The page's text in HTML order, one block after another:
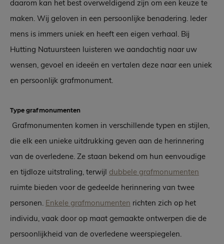
daarom kan het best overweldigend zijn om een keuze te
maken. Wij geloven in een persoonlijke benadering. Ieder
mens is immers uniek en heeft een eigen verhaal. Bij
Hutting Natuursteen luisteren we aandachtig naar uw
wensen, gevoel en ideeën en vertalen deze naar een uniek
en persoonlijk grafmonument.
Type grafmonumenten
Grafmonumenten komen in verschillende typen en stijlen,
die elk een unieke uitdrukking geven aan de herinnering
van de overledene. Ze staan bekend om hun eenvoudige
en tijdloze uitstraling, terwijl dubbele grafmonumenten
ruimte bieden voor de gedeelde herinnering van twee
personen. Enkele grafmonumenten richten zich op het
individu, vaak door op maat gemaakte ontwerpen die de
persoonlijkheid van de overledene weerspiegelen.